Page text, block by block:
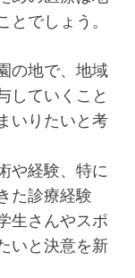
とでしょう。
の地で、地域
していくこと
いりたいと考
や経験、特に
た診療経験
生さんやスポ
いと決意を新